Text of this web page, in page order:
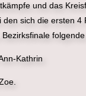
und das
sich die ersten
Kathrin